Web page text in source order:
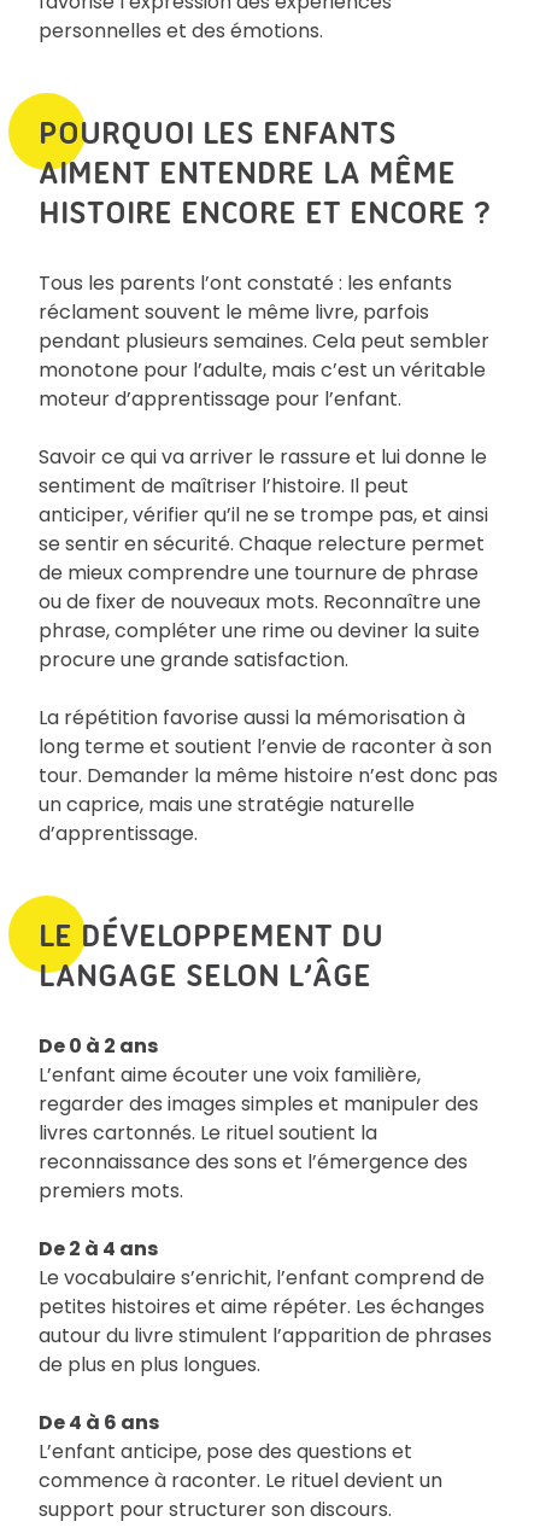
personnelles et des émotions.
POURQUOI LES ENFANTS
AIMENT ENTENDRE LA MÊME
HISTOIRE ENCORE ET ENCORE ?
Tous les parents l’ont constaté : les enfants
réclament souvent le même livre, parfois
pendant plusieurs semaines. Cela peut sembler
monotone pour l’adulte, mais c’est un véritable
moteur d’apprentissage pour l’enfant.
Savoir ce qui va arriver le rassure et lui donne le
sentiment de maîtriser l’histoire. Il peut
anticiper, vérifier qu’il ne se trompe pas, et ainsi
se sentir en sécurité. Chaque relecture permet
de mieux comprendre une tournure de phrase
ou de fixer de nouveaux mots. Reconnaître une
phrase, compléter une rime ou deviner la suite
procure une grande satisfaction.
La répétition favorise aussi la mémorisation à
long terme et soutient l’envie de raconter à son
tour. Demander la même histoire n’est donc pas
un caprice, mais une stratégie naturelle
d’apprentissage.
LE DÉVELOPPEMENT DU
LANGAGE SELON L’ÂGE
De 0 à 2 ans
L’enfant aime écouter une voix familière,
regarder des images simples et manipuler des
livres cartonnés. Le rituel soutient la
reconnaissance des sons et l’émergence des
premiers mots.
De 2 à 4 ans
Le vocabulaire s’enrichit, l’enfant comprend de
petites histoires et aime répéter. Les échanges
autour du livre stimulent l’apparition de phrases
de plus en plus longues.
De 4 à 6 ans
L’enfant anticipe, pose des questions et
commence à raconter. Le rituel devient un
support pour structurer son discours.